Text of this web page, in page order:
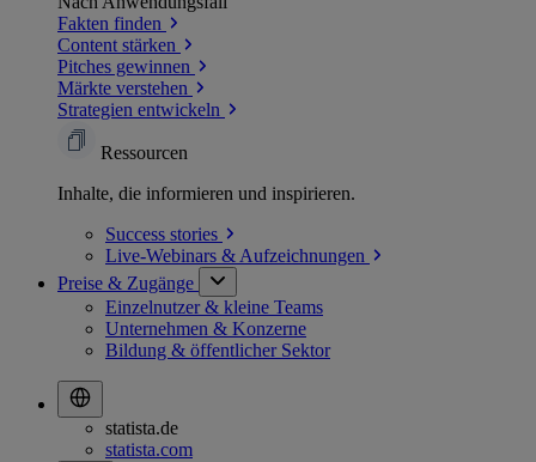
Fakten finden
Content stärken
Pitches gewinnen
Märkte verstehen
Strategien entwickeln
Ressourcen
Inhalte, die informieren und inspirieren.
Success stories
Live-Webinars & Aufzeichnungen
Preise & Zugänge
Einzelnutzer & kleine Teams
Unternehmen & Konzerne
Bildung & öffentlicher Sektor
statista.de
statista.com